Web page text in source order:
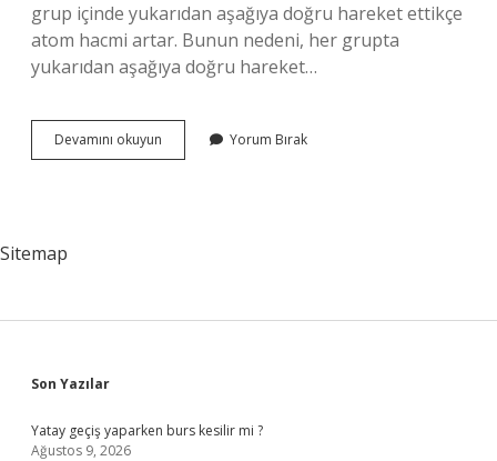
grup içinde yukarıdan aşağıya doğru hareket ettikçe
atom hacmi artar. Bunun nedeni, her grupta
yukarıdan aşağıya doğru hareket…
Devamını okuyun
Yükü
Yorum Bırak
Sitemap
Sidebar
Son Yazılar
Yatay geçiş yaparken burs kesilir mi ?
Ağustos 9, 2026